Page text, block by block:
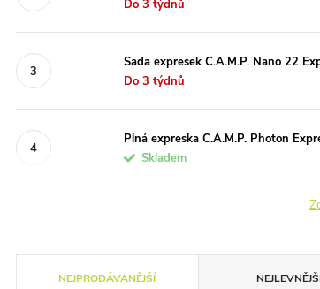
Do 3 týdnů
Sada expresek C.A.M.P. Nano 22
Do 3 týdnů
Plná expreska C.A.M.P. Photon
Skladem
NEJPRODÁVANĚJŠÍ